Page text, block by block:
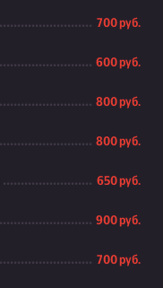
700 руб.
600 руб.
800 руб.
800 руб.
650 руб.
900 руб.
700 руб.